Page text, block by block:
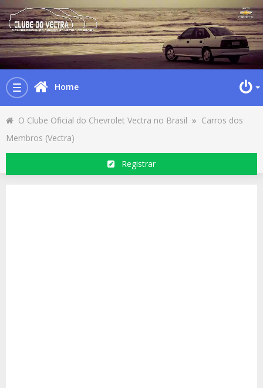
Toggle
navigation
Home
O Clube Oficial do Chevrolet Vectra no Brasil » Carros dos
Membros (Vectra)
Registrar